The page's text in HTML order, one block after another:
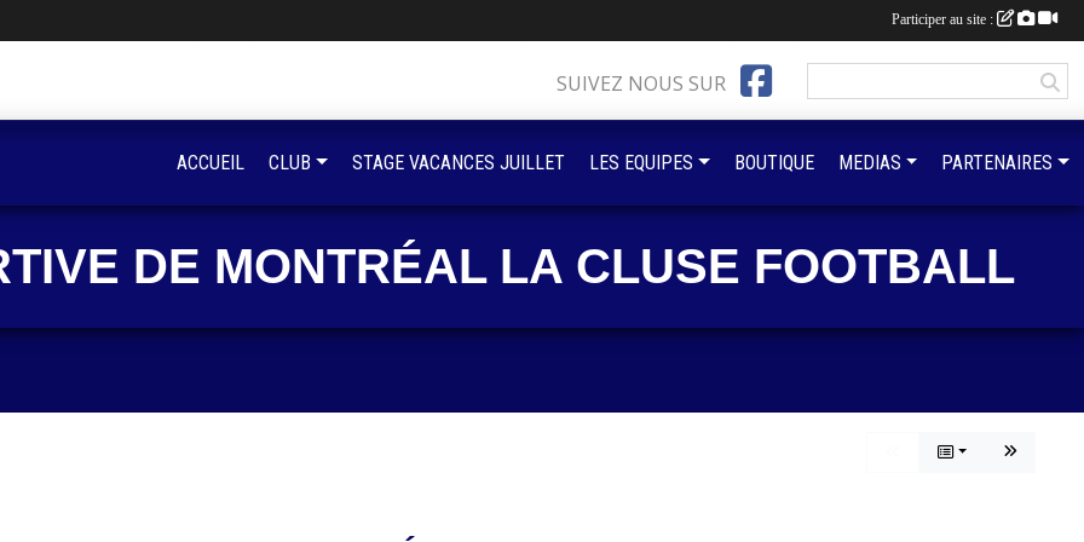
DE MONTRÉAL LA CLUSE FOOTBALL
SUIVEZ NOUS SUR
ACCUEIL CLUB STAGE VACANCES JUILLET LES EQUIPES BOUTIQUE MEDIAS PARTENAIRES
Participer au site :